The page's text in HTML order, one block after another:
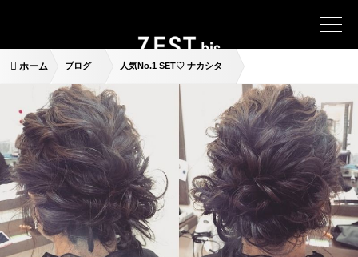
ホーム ブログ 人気No.1 SET♡ ナカシタ